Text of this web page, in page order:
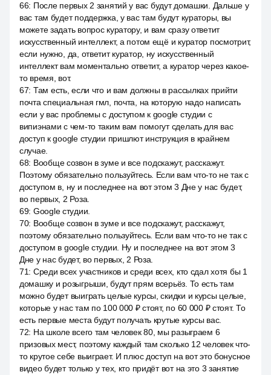
66: После первых 2 занятий у вас будут домашки. Дальше у
вас там будет поддержка, у вас там будут кураторы, вы
можете задать вопрос куратору, и вам сразу ответит
искусственный интеллект, а потом ещё и куратор посмотрит,
если нужно, да, ответит куратор, ну искусственный
интеллект вам моментально ответит, а куратор через какое-
то время, вот.
67: Там есть, если что и вам должны в рассылках прийти
почта специальная гмл, почта, на которую надо написать
если у вас проблемы с доступом к google студии с
випиэнами с чем-то таким вам помогут сделать для вас
доступ к google студии пришлют инструкция в крайнем
случае.
68: Вообще созвон в зуме и все подскажут, расскажут.
Поэтому обязательно пользуйтесь. Если вам что-то не так с
доступом в, ну и последнее на вот этом 3 Дне у нас будет,
во первых, 2 Роза.
69: Google студии.
70: Вообще созвон в зуме и все подскажут, расскажут,
поэтому обязательно пользуйтесь. Если вам что-то не так с
доступом в google студии. Ну и последнее на вот этом 3
Дне у нас будет, во первых, 2 Роза.
71: Среди всех участников и среди всех, кто сдал хотя бы 1
домашку и розыгрыши, будут прям всерьёз. То есть там
можно будет выиграть целые курсы, скидки и курсы целые,
которые у нас там по 100 000 ₽ стоят, по 60 000 ₽ стоят. То
есть первые места будут получать крутые курсы вас.
72: На школе всего там человек 80, мы разыграем 6
призовых мест, поэтому каждый там сколько 12 человек что-
то крутое себе выиграет. И плюс доступ на вот это бонусное
видео будет только у тех, кто придёт вот на это 3 занятие